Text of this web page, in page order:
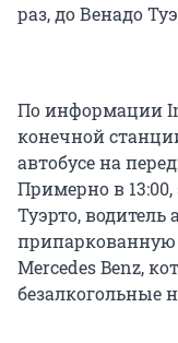
раз, до Венадо
По информации
конечной
автобусе на
Примерно в
Туэрто, водитель
припаркованную
Mercedes Benz,
безалкогольные